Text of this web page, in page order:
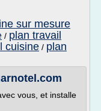
sur mesure
/ plan travail
cuisine / plan
vous, et installe